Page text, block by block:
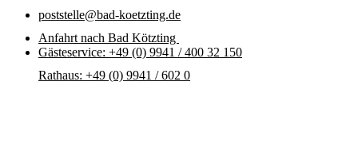
poststelle@bad-koetzting.de
Anfahrt nach Bad Kötzting
Gästeservice: +49 (0) 9941 / 400 32 150
Rathaus: +49 (0) 9941 / 602 0